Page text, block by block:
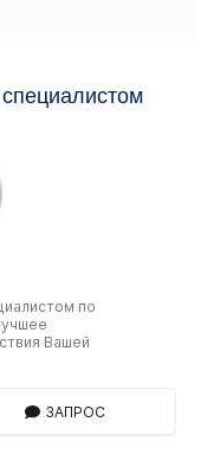
по
Вашей
ЗАПРОС